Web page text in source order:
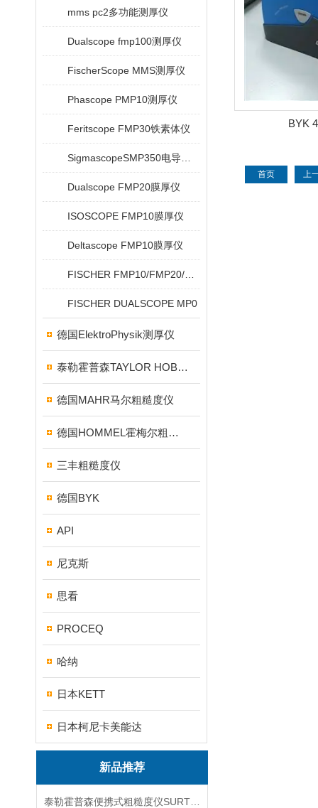
mms pc2多功能测厚仪
Dualscope fmp100测厚仪
FischerScope MMS测厚仪
Phascope PMP10测厚仪
Feritscope FMP30铁素体仪
Dualscope FMP20膜厚仪
ISOSCOPE FMP10膜厚仪
Deltascope FMP10膜厚仪
FISCHER DUALSCOPE MP0
德国ElektroPhysik测厚仪
泰勒霍普森TAYLOR HOBSON粗糙度仪
德国MAHR马尔粗糙度仪
德国HOMMEL霍梅尔粗糙度仪
三丰粗糙度仪
德国BYK
API
尼克斯
思看
PROCEQ
哈纳
日本KETT
日本柯尼卡美能达
新品推荐
BYK
首页 上